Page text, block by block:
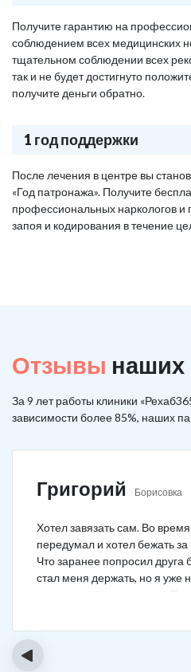
Получите гарантию на
соблюдением всех медицинских
тщательном соблюдении всех
так и не будет достигнуто
получите деньги обратно.
1 год поддержки
После лечения в центре вы
«Год патронажа». Получите
профессиональных наркологов и
запоя и кодирования в течение
Отзывы наших
За 9 лет работы клиники
зависимости более 85%, наших
Григорий Борисовка
Хотел завязать сам. Во
передумал и хотел бежать
Что заранее попросил друга
стал меня держать, но я уже
начал силой вырываться.
связан меня и позвонил в
нарколог, мне сделали
для прохождения курса
‹